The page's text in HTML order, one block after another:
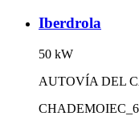
Iberdrola
50 kW
AUTOVÍA DEL
CHADEMO